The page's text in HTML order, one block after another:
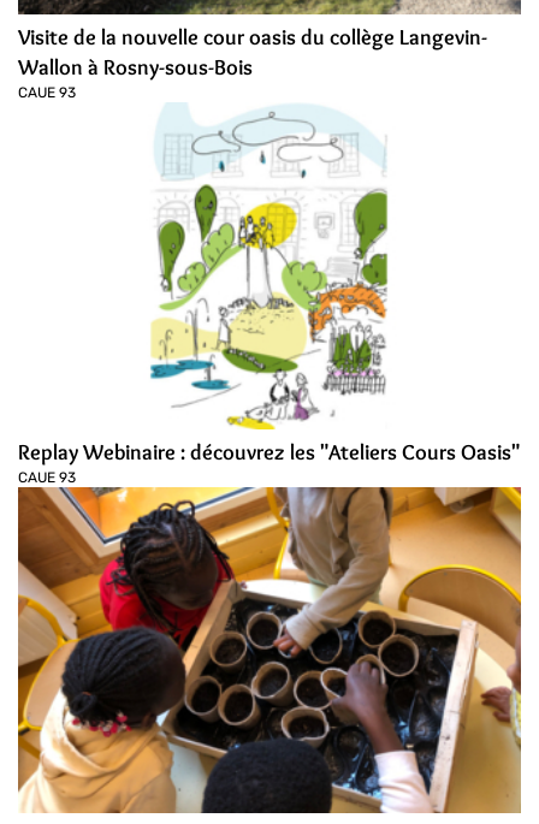
Visite de la nouvelle cour oasis du collège Langevin-
Wallon à Rosny-sous-Bois
CAUE 93
Replay Webinaire : découvrez les "Ateliers Cours Oasis"
CAUE 93